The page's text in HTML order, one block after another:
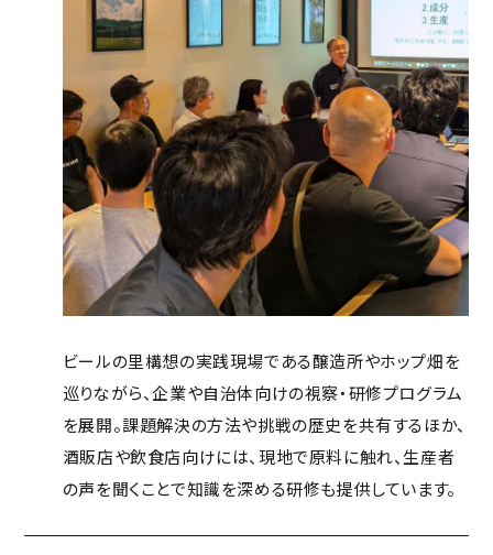
ビールの里構想の実践現場である醸造所やホップ畑を
巡りながら、企業や自治体向けの視察・研修プログラム
を展開。課題解決の方法や挑戦の歴史を共有するほか、
酒販店や飲食店向けには、現地で原料に触れ、生産者
の声を聞くことで知識を深める研修も提供しています。